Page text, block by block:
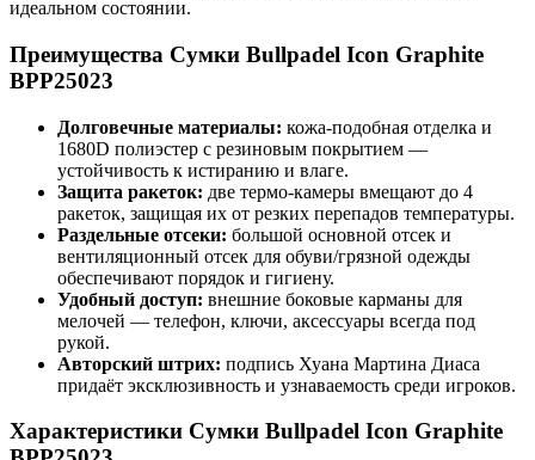
идеальном состоянии.
Преимущества Сумки Bullpadel Icon Graphite
BPP25023
Долговечные материалы: кожа-подобная отделка и
1680D полиэстер с резиновым покрытием —
устойчивость к истиранию и влаге.
Защита ракеток: две термо-камеры вмещают до 4
ракеток, защищая их от резких перепадов температуры.
Раздельные отсеки: большой основной отсек и
вентиляционный отсек для обуви/грязной одежды
обеспечивают порядок и гигиену.
Удобный доступ: внешние боковые карманы для
мелочей — телефон, ключи, аксессуары всегда под
рукой.
Авторский штрих: подпись Хуана Мартина Диаса
придаёт эксклюзивность и узнаваемость среди игроков.
Характеристики Сумки Bullpadel Icon Graphite